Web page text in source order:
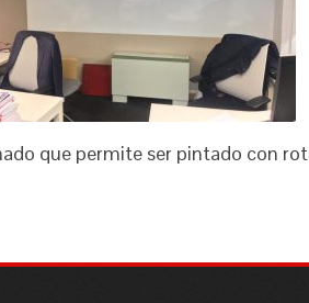
que permite ser pintado con